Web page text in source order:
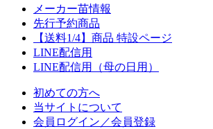
メーカー苗情報
先行予約商品
【送料1/4】商品 特設ページ
LINE配信用
LINE配信用（母の日用）
初めての方へ
当サイトについて
会員ログイン／会員登録